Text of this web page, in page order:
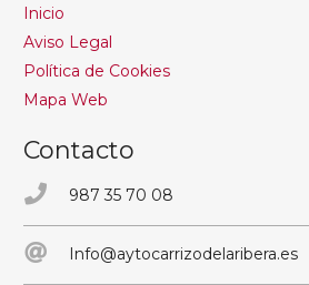
Inicio
Aviso Legal
Política de Cookies
Mapa Web
Contacto
987 35 70 08
Info@aytocarrizodelaribera.es